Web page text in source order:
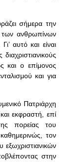
σήμερα την
των ανθρωπίνων
αυτό και είναι
και ο επίμονος
και για
Πατριάρχη
εκφραστή, επί
πορείας του
τον
στην